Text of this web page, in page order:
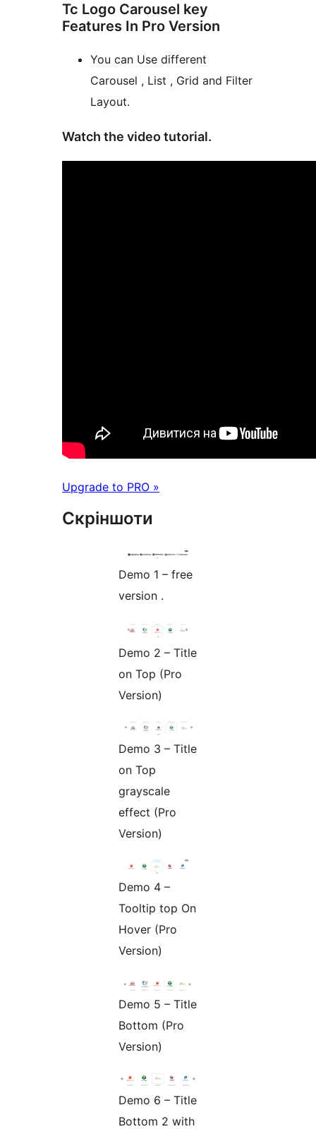
Tc Logo Carousel key
Features In Pro Version
You can Use different
Carousel , List , Grid and Filter
Layout.
Watch the video tutorial.
Upgrade to PRO »
Скріншоти
Demo 1 – free
version .
Demo 2 – Title
on Top (Pro
Version)
Demo 3 – Title
on Top
grayscale
effect (Pro
Version)
Demo 4 –
Tooltip top On
Hover (Pro
Version)
Demo 5 – Title
Bottom (Pro
Version)
Demo 6 – Title
Bottom 2 with